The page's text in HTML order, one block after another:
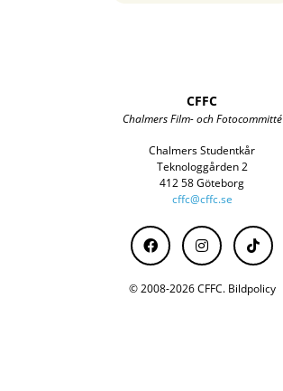
CFFC
Chalmers Film- och Fotocommitté
Chalmers Studentkår
Teknologgården 2
412 58 Göteborg
cffc@cffc.se
© 2008-2026 CFFC. Bildpolicy